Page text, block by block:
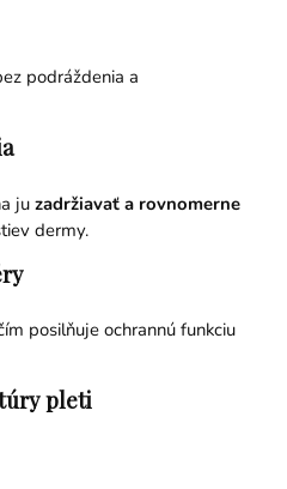
podráždenia a
juzadržiavať a rovnomerne
dermy.
posilňuje ochrannú funkciu
pleti